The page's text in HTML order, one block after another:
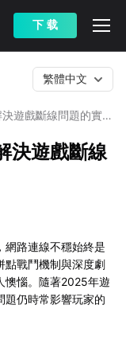
下 载
遊戲斷線問題的實用
繁體中文
決遊戲斷線
網路連線不穩始終是
點戰鬥機制與深度劇
懊惱。隨著2025年遊
題仍時常影響玩家的